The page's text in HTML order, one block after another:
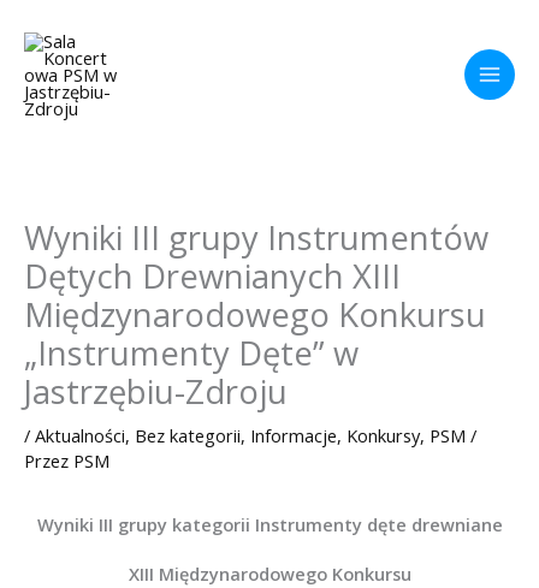
treści
Wyniki III grupy Instrumentów
Dętych Drewnianych XIII
Międzynarodowego Konkursu
„Instrumenty Dęte” w
Jastrzębiu-Zdroju
/ Aktualności, Bez kategorii, Informacje, Konkursy, PSM /
Przez PSM
Wyniki III grupy kategorii Instrumenty dęte drewniane
XIII Międzynarodowego Konkursu